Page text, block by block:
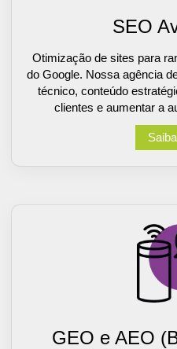
SEO
Otimização de sites para
do Google. Nossa agência
técnico, conteúdo
clientes e aumentar a
GEO e AEO